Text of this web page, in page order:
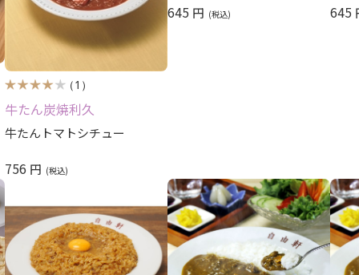
（1）
牛たん炭焼利久
牛たんトマトシチュー
756 円
645 円 645